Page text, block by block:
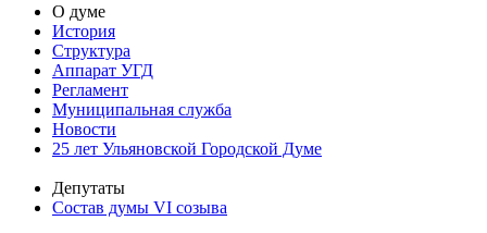
О думе
История
Структура
Аппарат УГД
Регламент
Муниципальная служба
Новости
25 лет Ульяновской Городской Думе
Депутаты
Состав думы VI созыва